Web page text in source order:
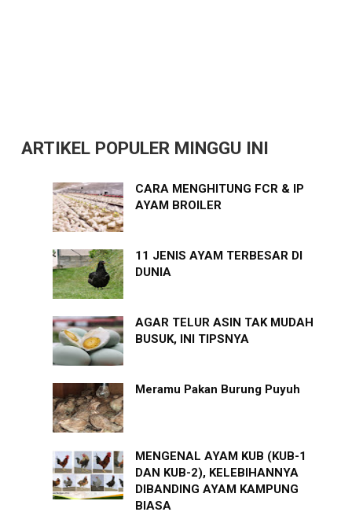
ARTIKEL POPULER MINGGU INI
CARA MENGHITUNG FCR & IP
AYAM BROILER
11 JENIS AYAM TERBESAR DI
DUNIA
AGAR TELUR ASIN TAK MUDAH
BUSUK, INI TIPSNYA
Meramu Pakan Burung Puyuh
MENGENAL AYAM KUB (KUB-1
DAN KUB-2), KELEBIHANNYA
DIBANDING AYAM KAMPUNG
BIASA